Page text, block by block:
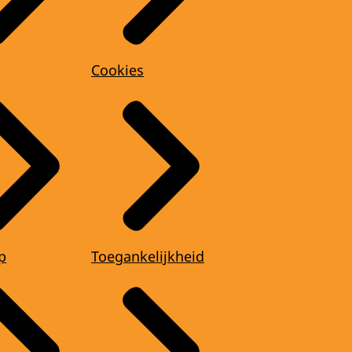
Cookies
Toegankelijkheid